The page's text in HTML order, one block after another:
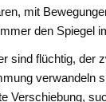
mit
den Spiegel
sind flüchtig, der
verwandeln
Verschiebung,